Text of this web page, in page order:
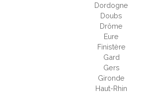
Dordogne
Doubs
Drôme
Eure
Finistère
Gard
Gers
Gironde
Haut-Rhin